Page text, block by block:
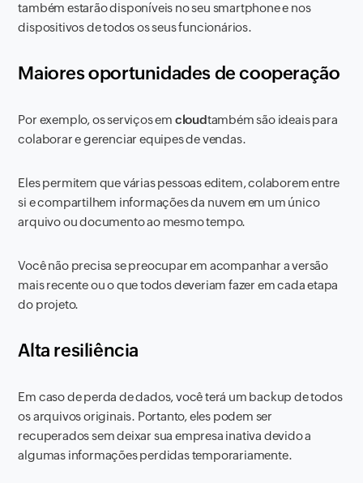
também estarão disponíveis no seu smartphone e nos
dispositivos de todos os seus funcionários.
Maiores oportunidades de cooperação
Por exemplo, os serviços em cloudtambém são ideais para
colaborar e gerenciar equipes de vendas.
Eles permitem que várias pessoas editem, colaborem entre
si e compartilhem informações da nuvem em um único
arquivo ou documento ao mesmo tempo.
Você não precisa se preocupar em acompanhar a versão
mais recente ou o que todos deveriam fazer em cada etapa
do projeto.
Alta resiliência
Em caso de perda de dados, você terá um backup de todos
os arquivos originais. Portanto, eles podem ser
recuperados sem deixar sua empresa inativa devido a
algumas informações perdidas temporariamente.